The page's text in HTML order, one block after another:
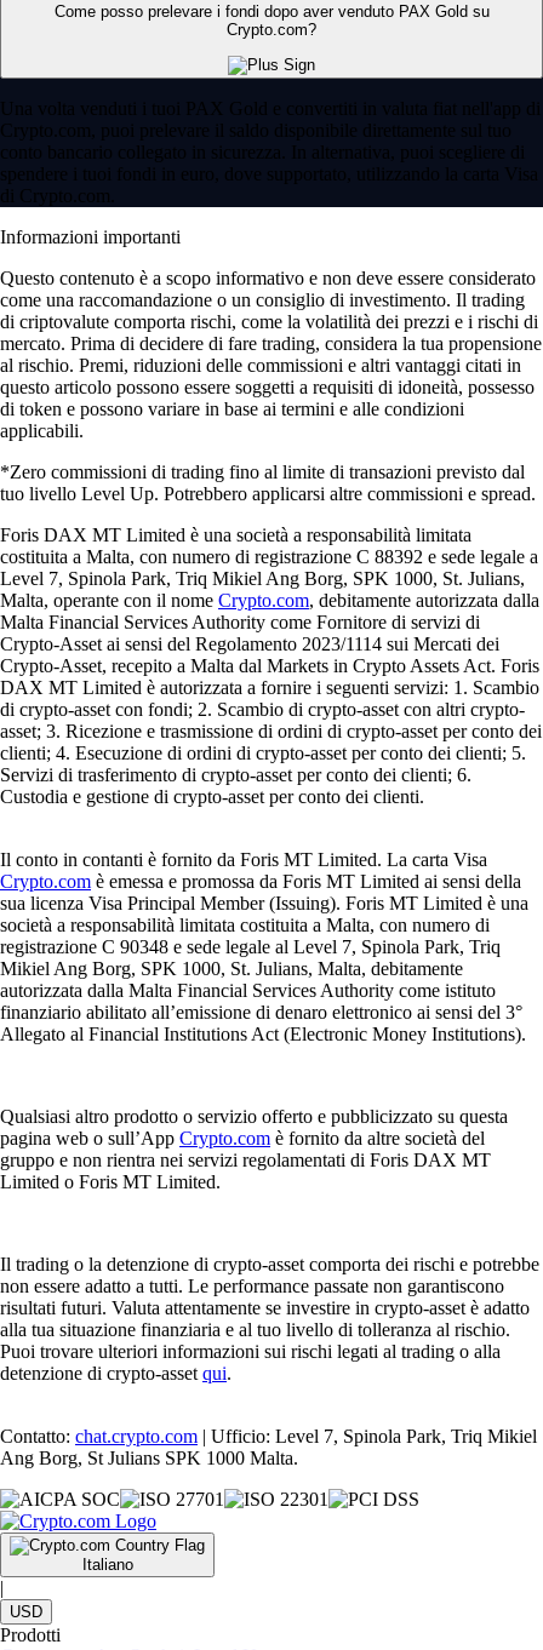
Come posso prelevare i fondi dopo aver venduto PAX Gold su
Crypto.com?
Una volta venduti i tuoi PAX Gold e convertiti in valuta fiat nell'app di
Crypto.com, puoi prelevare il saldo disponibile direttamente sul tuo
conto bancario collegato in sicurezza. In alternativa, puoi scegliere di
spendere i tuoi fondi in euro, dove supportato, utilizzando la carta Visa
di Crypto.com.
Informazioni importanti
Questo contenuto è a scopo informativo e non deve essere considerato
come una raccomandazione o un consiglio di investimento. Il trading
di criptovalute comporta rischi, come la volatilità dei prezzi e i rischi di
mercato. Prima di decidere di fare trading, considera la tua propensione
al rischio. Premi, riduzioni delle commissioni e altri vantaggi citati in
questo articolo possono essere soggetti a requisiti di idoneità, possesso
di token e possono variare in base ai termini e alle condizioni
applicabili.
*Zero commissioni di trading fino al limite di transazioni previsto dal
tuo livello Level Up. Potrebbero applicarsi altre commissioni e spread.
Foris DAX MT Limited è una società a responsabilità limitata
costituita a Malta, con numero di registrazione C 88392 e sede legale a
Level 7, Spinola Park, Triq Mikiel Ang Borg, SPK 1000, St. Julians,
Malta, operante con il nome Crypto.com, debitamente autorizzata dalla
Malta Financial Services Authority come Fornitore di servizi di
Crypto-Asset ai sensi del Regolamento 2023/1114 sui Mercati dei
Crypto-Asset, recepito a Malta dal Markets in Crypto Assets Act. Foris
DAX MT Limited è autorizzata a fornire i seguenti servizi: 1. Scambio
di crypto-asset con fondi; 2. Scambio di crypto-asset con altri crypto-
asset; 3. Ricezione e trasmissione di ordini di crypto-asset per conto dei
clienti; 4. Esecuzione di ordini di crypto-asset per conto dei clienti; 5.
Servizi di trasferimento di crypto-asset per conto dei clienti; 6.
Custodia e gestione di crypto-asset per conto dei clienti.
Il conto in contanti è fornito da Foris MT Limited. La carta Visa
Crypto.com è emessa e promossa da Foris MT Limited ai sensi della
sua licenza Visa Principal Member (Issuing). Foris MT Limited è una
società a responsabilità limitata costituita a Malta, con numero di
registrazione C 90348 e sede legale al Level 7, Spinola Park, Triq
Mikiel Ang Borg, SPK 1000, St. Julians, Malta, debitamente
autorizzata dalla Malta Financial Services Authority come istituto
finanziario abilitato all’emissione di denaro elettronico ai sensi del 3°
Allegato al Financial Institutions Act (Electronic Money Institutions).
Qualsiasi altro prodotto o servizio offerto e pubblicizzato su questa
pagina web o sull’App Crypto.com è fornito da altre società del
gruppo e non rientra nei servizi regolamentati di Foris DAX MT
Limited o Foris MT Limited.
Il trading o la detenzione di crypto-asset comporta dei rischi e potrebbe
non essere adatto a tutti. Le performance passate non garantiscono
risultati futuri. Valuta attentamente se investire in crypto-asset è adatto
alla tua situazione finanziaria e al tuo livello di tolleranza al rischio.
Puoi trovare ulteriori informazioni sui rischi legati al trading o alla
detenzione di crypto-asset qui.
Contatto: chat.crypto.com | Ufficio: Level 7, Spinola Park, Triq Mikiel
Ang Borg, St Julians SPK 1000 Malta.
Italiano
|
USD
Prodotti